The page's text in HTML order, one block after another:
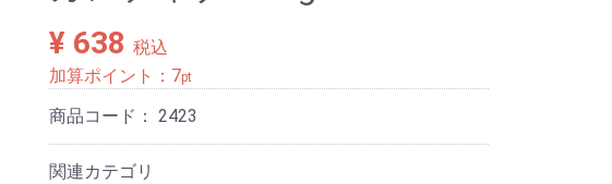
¥ 638 税込
加算ポイント： 7pt
商品コード： 2423
関連カテゴリ